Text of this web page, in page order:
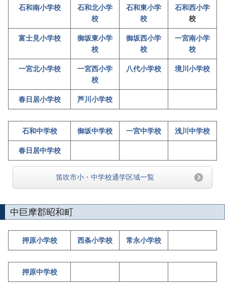
石和南小学校
石和北小学
校
石和東小学
校
石和西小学
校
富士見小学校
御坂東小学
校
御坂西小学
校
一宮南小学
校
一宮北小学校
一宮西小学
校
八代小学校 境川小学校
春日居小学校 芦川小学校
石和中学校 御坂中学校 一宮中学校 浅川中学校
春日居中学校
笛吹市小・中学校通学区域一覧
中巨摩郡昭和町
押原小学校 西条小学校 常永小学校
押原中学校